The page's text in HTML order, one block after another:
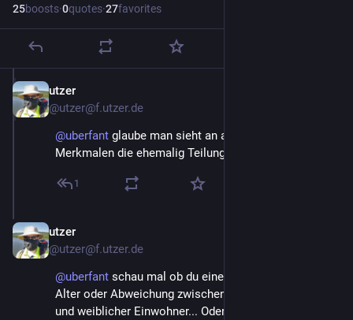
25boosts·0quotes·27favorites
utzer
@utzer@f.utzer.de
@uberfant glaube man sieht an allerlei statistischen
Merkmalen die ehemalig Teilungslinie.
1
utzer
@utzer@f.utzer.de
@uberfant schau mal ob du eine Karte findest mit
Alter oder Abweichung zwischen Anzahl männlicher
und weiblicher Einwohner... Oder Organisationsgrad in